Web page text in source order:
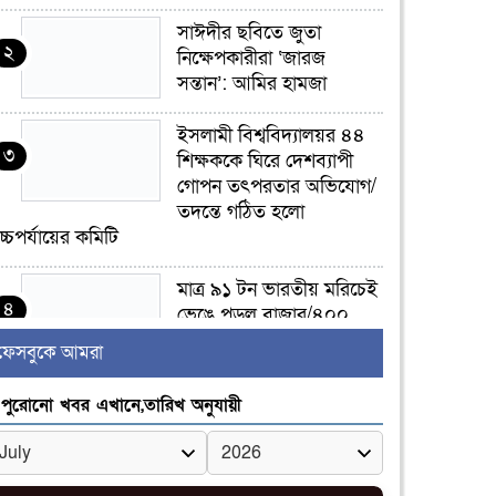
২
সাঈদীর ছবিতে জুতা
নিক্ষেপকারীরা ‘জারজ
সন্তান’: আমির হামজা
৩
ইসলামী বিশ্ববিদ্যালয়র ৪৪
শিক্ষককে ঘিরে দেশব্যাপী
গোপন তৎপরতার অভিযোগ/
তদন্তে গঠিত হলো
কমিটি
৪
মাত্র ৯১ টন ভারতীয় মরিচেই
ভেঙে পড়ল বাজার/৪০০
৫
জুলাই আন্দোলন ছিল
সম্মিলিত, লক্ষ্য হওয়া উচিত
ঐক্য ও রাষ্ট্রগঠন
আমরা
পুরোনো খবর এখানে,তারিখ অনুযায়ী